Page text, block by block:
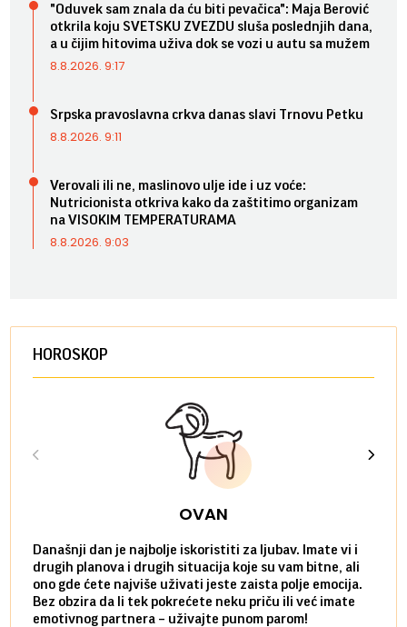
"Oduvek sam znala da ću biti pevačica": Maja Berović
otkrila koju SVETSKU ZVEZDU sluša poslednjih dana,
a u čijim hitovima uživa dok se vozi u autu sa mužem
8.8.2026. 9:17
Srpska pravoslavna crkva danas slavi Trnovu Petku
8.8.2026. 9:11
Verovali ili ne, maslinovo ulje ide i uz voće:
Nutricionista otkriva kako da zaštitimo organizam
na VISOKIM TEMPERATURAMA
8.8.2026. 9:03
HOROSKOP
OVAN
Današnji dan je najbolje iskoristiti za ljubav. Imate vi i
drugih planova i drugih situacija koje su vam bitne, ali
ono gde ćete najviše uživati jeste zaista polje emocija.
Bez obzira da li tek pokrećete neku priču ili već imate
emotivnog partnera – uživajte punom parom!